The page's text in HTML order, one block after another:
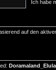
Ich habe
auf den
Doramaland_Elula